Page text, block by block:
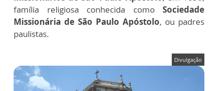
família religiosa conhecida como Sociedade
Missionária de São Paulo Apóstolo, ou padres
paulistas.
Divulgação